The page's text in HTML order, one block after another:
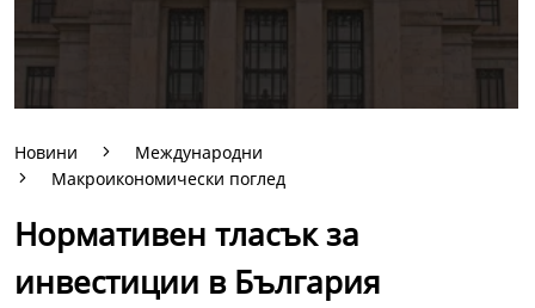
Новини
Международни
Макроикономически поглед
Нормативен тласък за
инвестиции в България